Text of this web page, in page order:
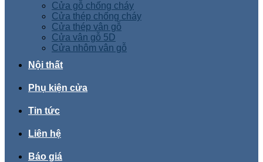
Cửa gỗ chống cháy
Cửa thép chống cháy
Cửa thép vân gỗ
Cửa vân gỗ 5D
Cửa nhôm vân gỗ
Nội thất
Phụ kiện cửa
Tin tức
Liên hệ
Báo giá